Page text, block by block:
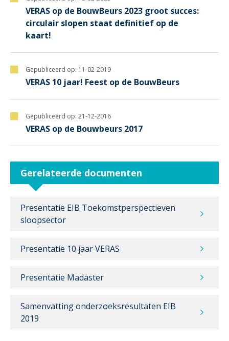
VERAS op de BouwBeurs 2023 groot succes:
circulair slopen staat definitief op de
kaart!
Gepubliceerd op: 11-02-2019
VERAS 10 jaar! Feest op de BouwBeurs
Gepubliceerd op: 21-12-2016
VERAS op de Bouwbeurs 2017
Gerelateerde documenten
Presentatie EIB Toekomstperspectieven
sloopsector
Presentatie 10 jaar VERAS
Presentatie Madaster
Samenvatting onderzoeksresultaten EIB
2019